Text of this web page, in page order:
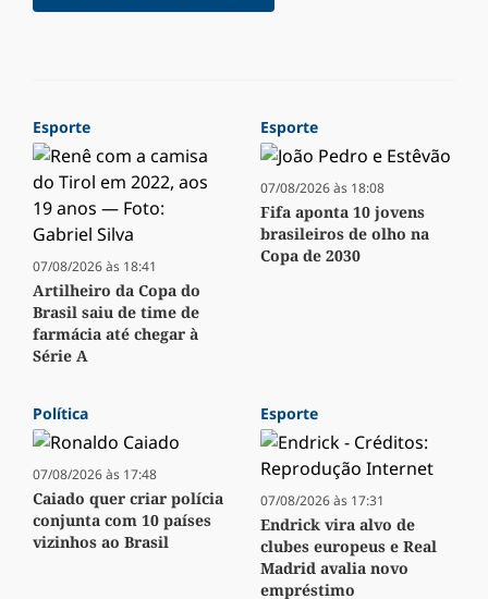
Esporte
07/08/2026 às 18:41
Artilheiro da Copa do
Brasil saiu de time de
farmácia até chegar à
Série A
Esporte
07/08/2026 às 18:08
Fifa aponta 10 jovens
brasileiros de olho na
Copa de 2030
Política
07/08/2026 às 17:48
Caiado quer criar polícia
conjunta com 10 países
vizinhos ao Brasil
Esporte
07/08/2026 às 17:31
Endrick vira alvo de
clubes europeus e Real
Madrid avalia novo
empréstimo